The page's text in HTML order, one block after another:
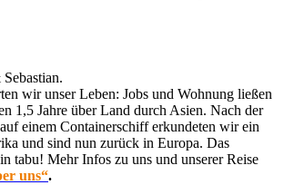
wir unser Leben: Jobs und Wohnung ließen
1,5 Jahre über Land durch Asien. Nach der
einem Containerschiff erkundeten wir ein
und sind nun zurück in Europa. Das
tabu! Mehr Infos zu uns und unserer Reise
uns“.